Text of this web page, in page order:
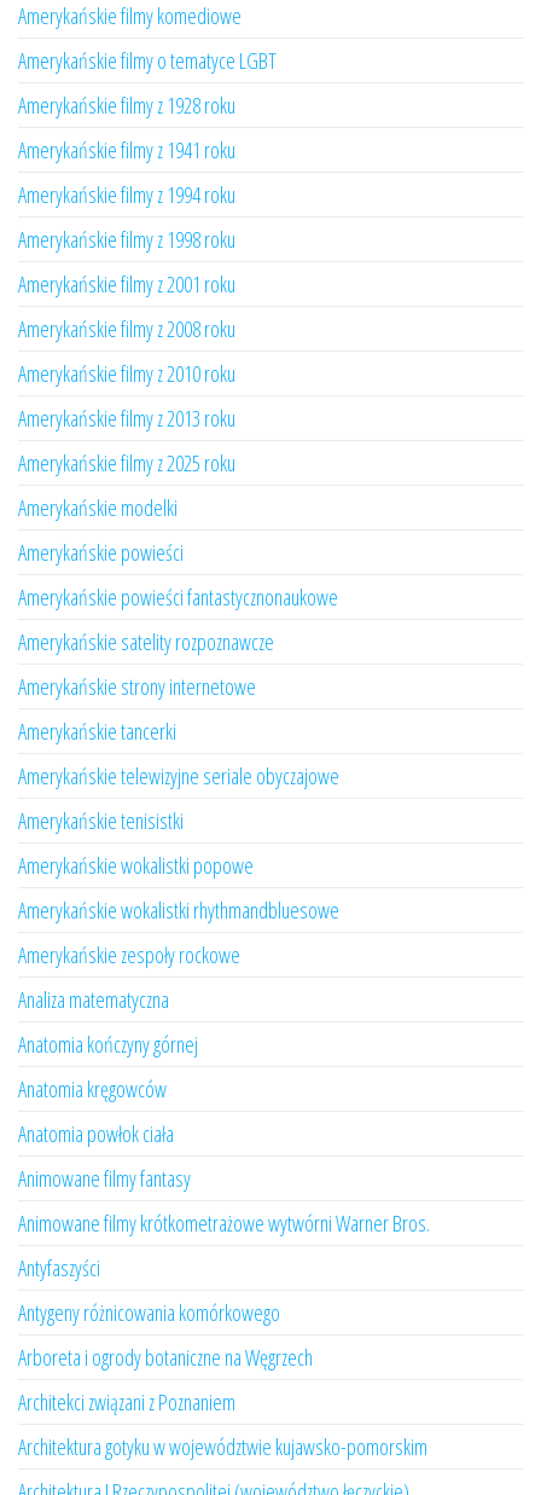
Amerykańskie filmy komediowe
Amerykańskie filmy o tematyce LGBT
Amerykańskie filmy z 1928 roku
Amerykańskie filmy z 1941 roku
Amerykańskie filmy z 1994 roku
Amerykańskie filmy z 1998 roku
Amerykańskie filmy z 2001 roku
Amerykańskie filmy z 2008 roku
Amerykańskie filmy z 2010 roku
Amerykańskie filmy z 2013 roku
Amerykańskie filmy z 2025 roku
Amerykańskie modelki
Amerykańskie powieści
Amerykańskie powieści fantastycznonaukowe
Amerykańskie satelity rozpoznawcze
Amerykańskie strony internetowe
Amerykańskie tancerki
Amerykańskie telewizyjne seriale obyczajowe
Amerykańskie tenisistki
Amerykańskie wokalistki popowe
Amerykańskie wokalistki rhythmandbluesowe
Amerykańskie zespoły rockowe
Analiza matematyczna
Anatomia kończyny górnej
Anatomia kręgowców
Anatomia powłok ciała
Animowane filmy fantasy
Animowane filmy krótkometrażowe wytwórni Warner Bros.
Antyfaszyści
Antygeny różnicowania komórkowego
Arboreta i ogrody botaniczne na Węgrzech
Architekci związani z Poznaniem
Architektura gotyku w województwie kujawsko-pomorskim